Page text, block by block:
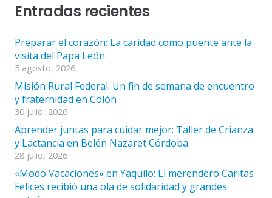
Entradas recientes
Preparar el corazón: La caridad como puente ante la
visita del Papa León
5 agosto, 2026
Misión Rural Federal: Un fin de semana de encuentro
y fraternidad en Colón
30 julio, 2026
Aprender juntas para cuidar mejor: Taller de Crianza
y Lactancia en Belén Nazaret Córdoba
28 julio, 2026
«Modo Vacaciones» en Yaquilo: El merendero Caritas
Felices recibió una ola de solidaridad y grandes